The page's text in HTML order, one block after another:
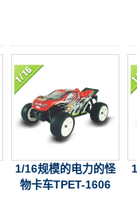
1/16规模的电力的怪
物卡车TPET-1606